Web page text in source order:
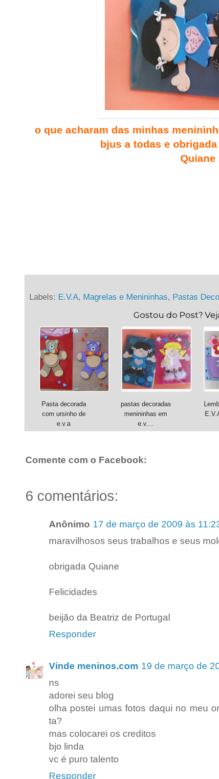
o que acharam das minhas
bjus a todas e
Quiane
Labels: E.V.A, Magrelas e Menininhas, Pastas
Gostou do Post?
Pasta decorada
com ursinho de
e.v.a
pastas decoradas
menininhas em
e.v....
Comente com o Facebook:
6 comentários:
Anônimo 17 de março de 2009 às
maravilhosos seus trabalhos e seus
obrigada Quiane
Felicidades
beijão da Beatriz de Portugal
Responder
Vinde meninos.com 19 de março de
ns
adorei seu blog
olha postei umas fotos daqui no meu
ta?
mas colocarei os creditos
bjo linda
vc é puro talento
Responder